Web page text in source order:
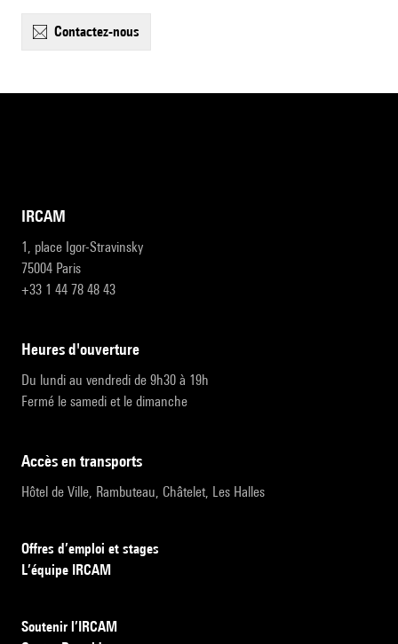
contactez-nous
IRCAM
1, place Igor-Stravinsky
75004 Paris
+33 1 44 78 48 43
heures d'ouverture
Du lundi au vendredi de 9h30 à 19h
Fermé le samedi et le dimanche
accès en transports
Hôtel de Ville, Rambuteau, Châtelet, Les Halles
Offres d’emploi et stages
L’équipe IRCAM
Soutenir l’IRCAM